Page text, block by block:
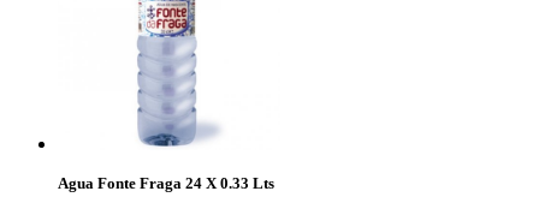
Agua Fonte Fraga 24 X 0.33 Lts